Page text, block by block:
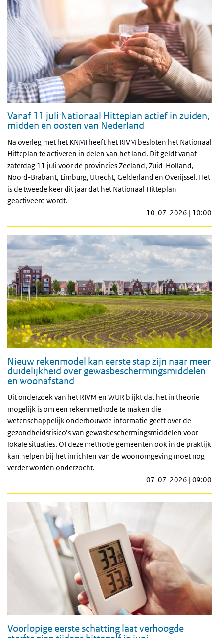
Vanaf 11 juli Nationaal Hitteplan actief in zuiden,
midden en oosten van Nederland
Na overleg met het KNMI heeft het RIVM besloten het Nationaal
Hitteplan te activeren in delen van het land. Dit geldt vanaf
zaterdag 11 juli voor de provincies Zeeland, Zuid-Holland,
Noord-Brabant, Limburg, Utrecht, Gelderland en Overijssel. Het
is de tweede keer dit jaar dat het Nationaal Hitteplan
geactiveerd wordt.
10-07-2026 | 10:00
Nieuw rekenmodel kan eerste stap zijn naar meer
duidelijkheid over gewasbeschermingsmiddelen
en woonafstand
Uit onderzoek van het RIVM en WUR blijkt dat het in theorie
mogelijk is om een rekenmethode te maken die
wetenschappelijk onderbouwde informatie geeft over de
gezondheidsrisico’s van gewasbeschermingsmiddelen voor
lokale situaties. Of deze methode gemeenten ook in de praktijk
kan helpen bij het inrichten van de woonomgeving moet nog
verder worden onderzocht.
07-07-2026 | 09:00
Voorlopige eerste schatting laat verhoogde